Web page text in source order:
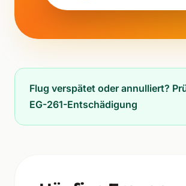
Flug verspätet oder annulliert?
EG-261-Entschädigung